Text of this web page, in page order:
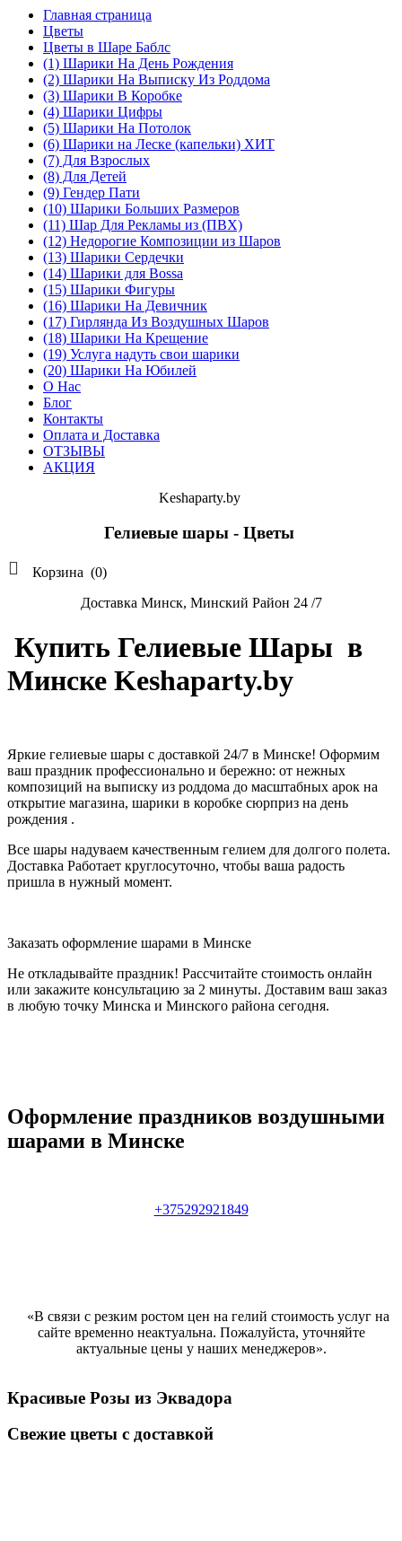
Главная страница
Цветы
Цветы в Шаре Баблс
(1) Шарики На День Рождения
(2) Шарики На Выписку Из Роддома
(3) Шарики В Коробке
(4) Шарики Цифры
(5) Шарики На Потолок
(6) Шарики на Леске (капельки) ХИТ
(7) Для Взрослых
(8) Для Детей
(9) Гендер Пати
(10) Шарики Больших Размеров
(11) Шар Для Рекламы из (ПВХ)
(12) Недорогие Композиции из Шаров
(13) Шарики Сердечки
(14) Шарики для Воssa
(15) Шарики Фигуры
(16) Шарики На Девичник
(17) Гирлянда Из Воздушных Шаров
(18) Шарики На Крещение
(19) Услуга надуть свои шарики
(20) Шарики На Юбилей
О Нас
Блог
Контакты
Оплата и Доставка
ОТЗЫВЫ
АКЦИЯ
Keshaparty.by
Гелиевые шары - Цветы
 Корзина (0)
Доставка Минск, Минский Район 24 /7
Купить Гелиевые Шары в
Минске Keshaparty.by
Яркие гелиевые шары с доставкой 24/7 в Минске! Оформим
ваш праздник профессионально и бережно: от нежных
композиций на выписку из роддома до масштабных арок на
открытие магазина, шарики в коробке сюрприз на день
рождения .
Все шары надуваем качественным гелием для долгого полета.
Доставка Работает круглосуточно, чтобы ваша радость
пришла в нужный момент.
Заказать оформление шарами в Минске
Не откладывайте праздник! Рассчитайте стоимость онлайн
или закажите консультацию за 2 минуты. Доставим ваш заказ
в любую точку Минска и Минского района сегодня.
Оформление праздников воздушными
шарами в Минске
+375292921849
«В связи с резким ростом цен на гелий стоимость услуг на
сайте временно неактуальна. Пожалуйста, уточняйте
актуальные цены у наших менеджеров».
Красивые Розы из Эквадора
Свежие цветы с доставкой